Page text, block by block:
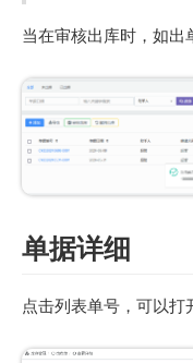
当在审核出库时，如出
单据详细
点击列表单号，可以打